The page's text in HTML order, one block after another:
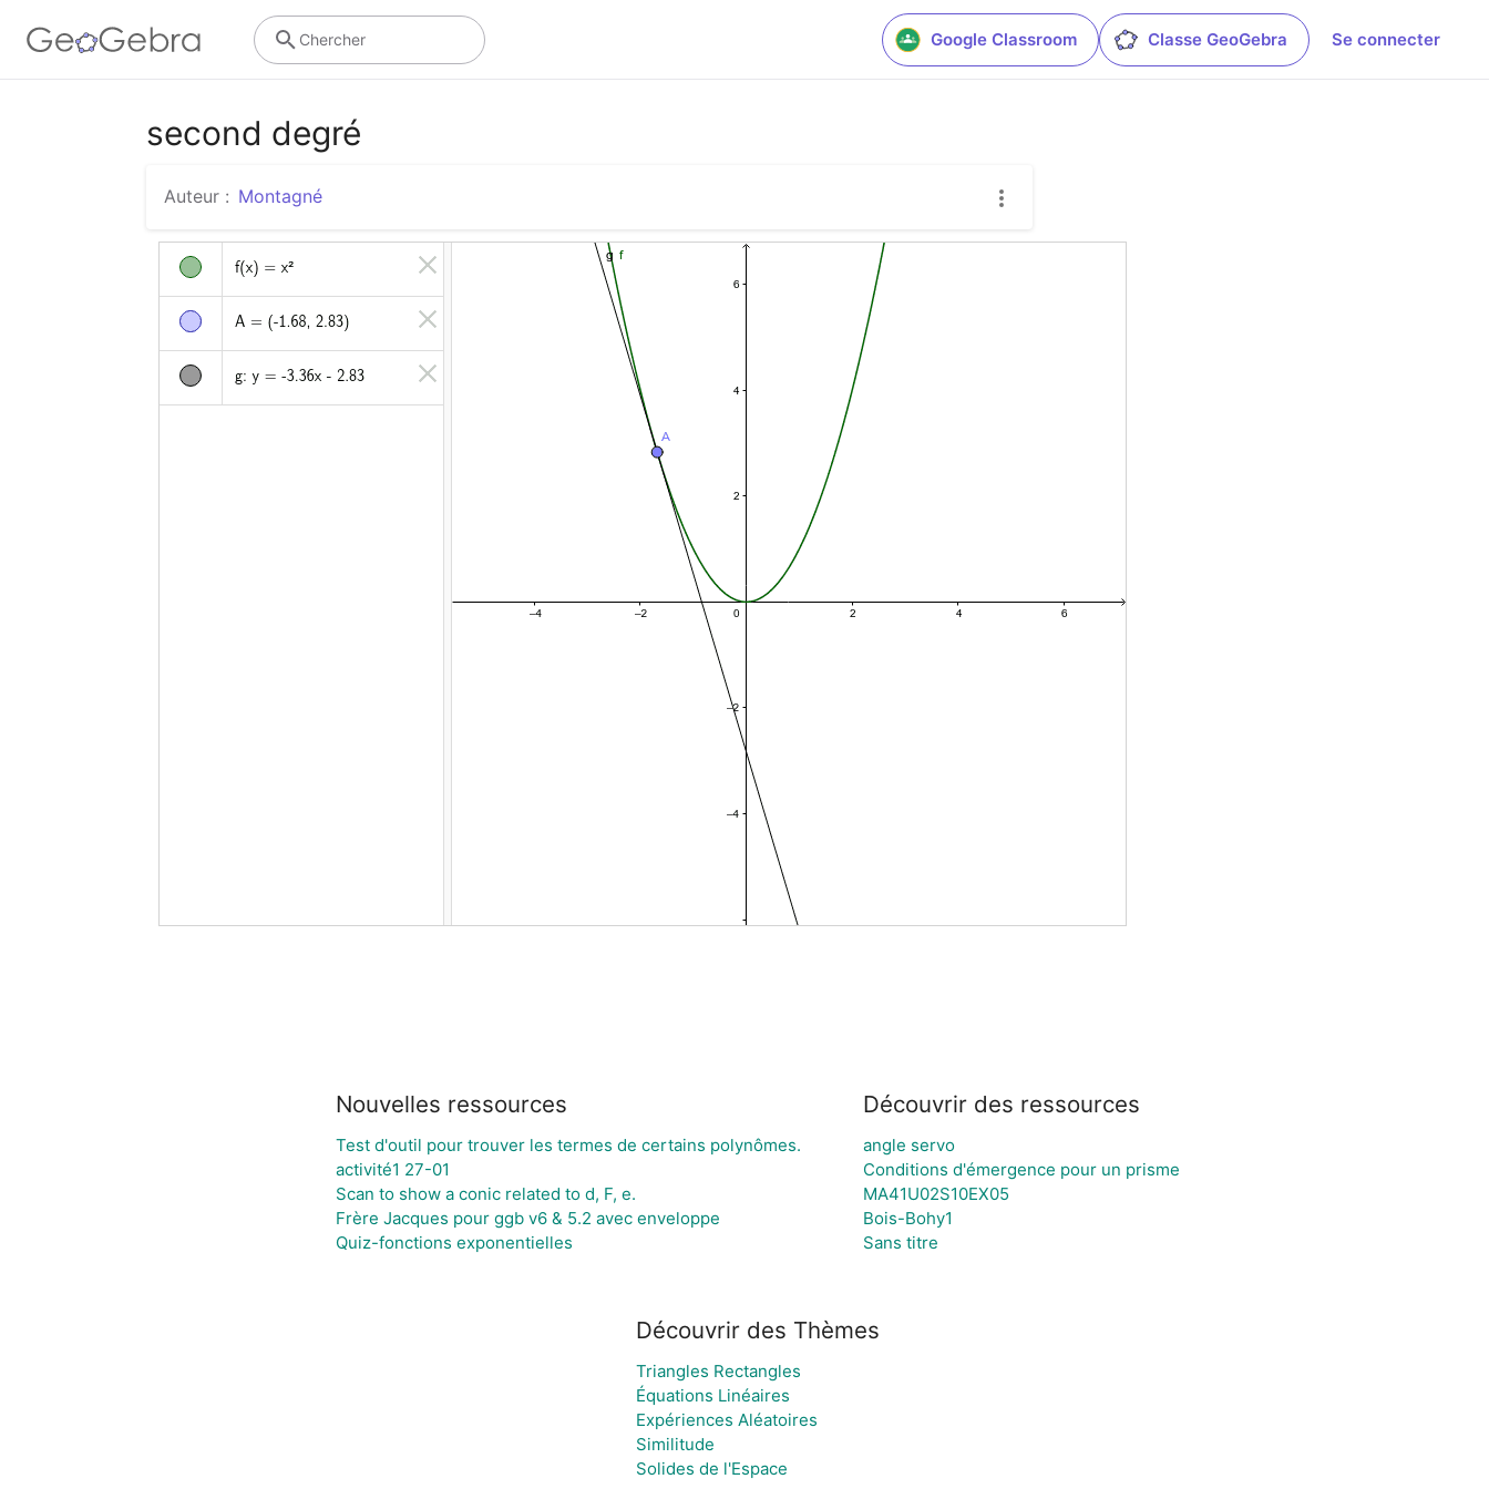
Google Classroom Classe GeoGebra Se connecter
Chercher
second degré
Auteur : Montagné
Nouvelles ressources
Test d'outil pour trouver les termes de certains polynômes.
activité1 27-01
Scan to show a conic related to d, F, e.
Frère Jacques pour ggb v6 & 5.2 avec enveloppe
Quiz-fonctions exponentielles
Découvrir des ressources
angle servo
Conditions d'émergence pour un prisme
MA41U02S10EX05
Bois-Bohy1
Sans titre
Découvrir des Thèmes
Triangles Rectangles
Équations Linéaires
Expériences Aléatoires
Similitude
Solides de l'Espace